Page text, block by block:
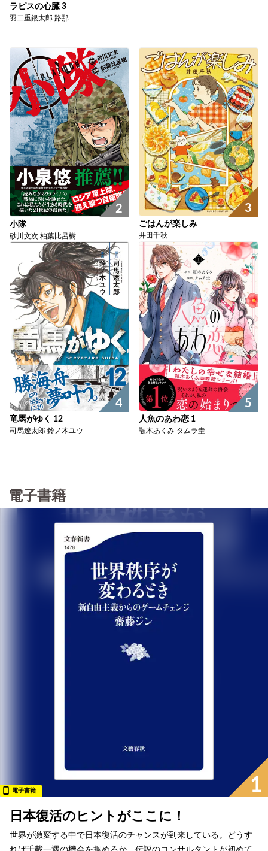
ラピスの心臓 3
羽二重銀太郎 路那
2
小隊
砂川文次 柏葉比呂樹
3
ごはんが楽しみ
井田千秋
4
竜馬がゆく 12
司馬遼太郎 鈴ノ木ユウ
5
人魚のあわ恋 1
顎木あくみ タムラ圭
電子書籍
1
電子書籍
日本復活のヒントがここに！
世界が激変する中で日本復活のチャンスが到来している。どうす